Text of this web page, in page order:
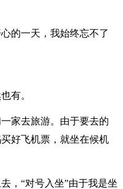
的一天，我始终忘不了
有。
家去旅游。由于要去的
好飞机票，就坐在候机
，“对号入坐”由于我是坐